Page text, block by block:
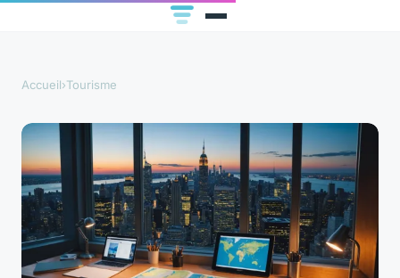
Accueil›Tourisme